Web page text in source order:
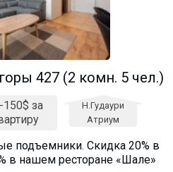
427 (2 комн. 5 чел.)
150$ за
Н.Гудаури
Атриум
подъемники. Cкидка 20% в
в нашем ресторане «Шале»